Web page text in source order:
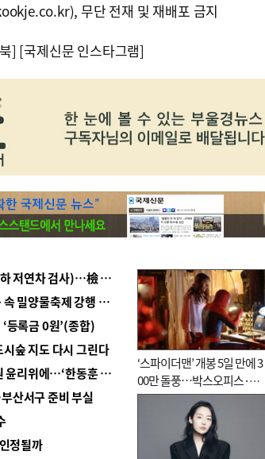
무단 전재 및 재배포 금지
] [국제신문 인스타그램]
■ 검사 신분 버리고 직급하향(10년 이하 저연차 검사)…檢 중수청행 기피
■ 지역 상권도 말라죽을 판이라…가뭄 속 밀양물축제 강행 논란
등록금 0원’(종합)
숲 지도 다시 그린다
■ 국힘 부산시당, ‘정이한 조력’ 시의원 윤리위에…‘한동훈 지지’도 신고접수
산서구 준비 부실
정될까
‘스파이더맨’ 개봉 5일 만에 3
00만 돌풍…박스오피스·예
매율 동시 1위